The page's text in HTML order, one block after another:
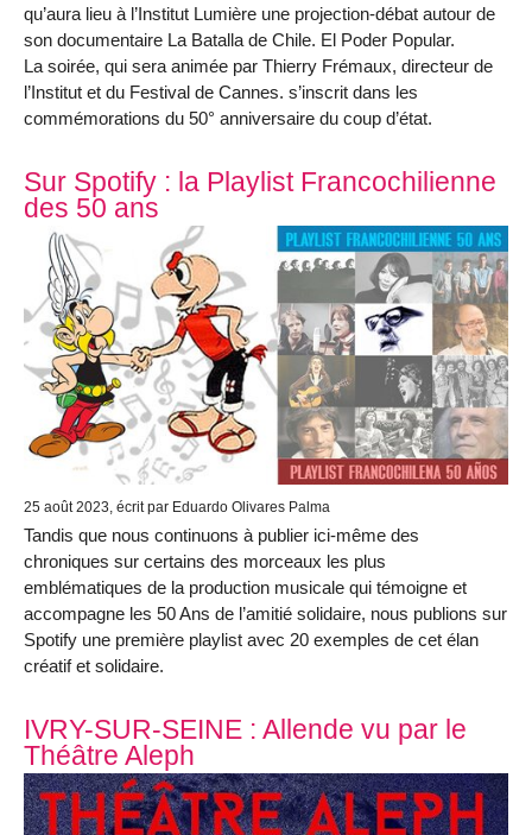
qu’aura lieu à l’Institut Lumière une projection-débat autour de
son documentaire La Batalla de Chile. El Poder Popular.
La soirée, qui sera animée par Thierry Frémaux, directeur de
l’Institut et du Festival de Cannes. s’inscrit dans les
commémorations du 50° anniversaire du coup d’état.
Sur Spotify : la Playlist Francochilienne
des 50 ans
25 août 2023, écrit par Eduardo Olivares Palma
Tandis que nous continuons à publier ici-même des
chroniques sur certains des morceaux les plus
emblématiques de la production musicale qui témoigne et
accompagne les 50 Ans de l’amitié solidaire, nous publions sur
Spotify une première playlist avec 20 exemples de cet élan
créatif et solidaire.
IVRY-SUR-SEINE : Allende vu par le
Théâtre Aleph